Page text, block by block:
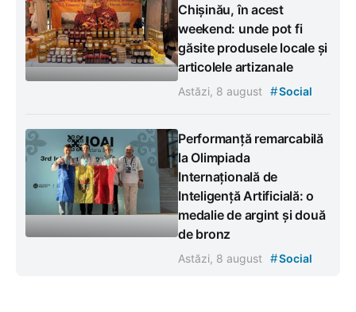
Chișinău, în acest
weekend: unde pot fi
găsite produsele locale și
articolele artizanale
Astăzi, 8 august #Social
Performanță remarcabilă
la Olimpiada
Internațională de
Inteligență Artificială: o
medalie de argint și două
de bronz
Astăzi, 8 august #Social